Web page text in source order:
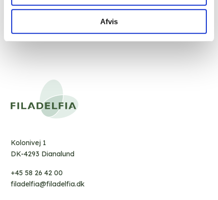
Afvis
Kolonivej 1
DK-4293 Dianalund
+45 58 26 42 00
filadelfia@filadelfia.dk